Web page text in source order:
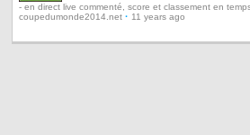
- en direct live commenté, score et classement en
coupedumonde2014.net · 11 years ago